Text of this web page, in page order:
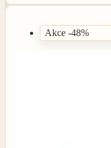
Akce -48%